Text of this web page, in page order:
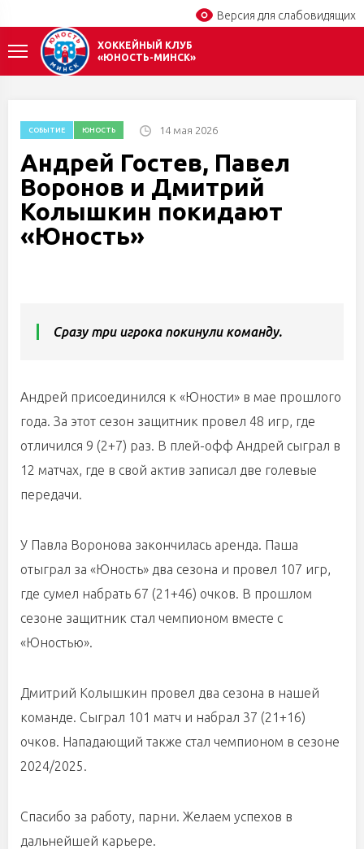
Версия для слабовидящих
ХОККЕЙНЫЙ КЛУБ
«ЮНОСТЬ-МИНСК»
СОБЫТИЕ ЮНОСТЬ 14 мая 2026
Андрей Гостев, Павел
Воронов и Дмитрий
Колышкин покидают
«Юность»
Сразу три игрока покинули команду.
Андрей присоединился к «Юности» в мае прошлого
года. За этот сезон защитник провел 48 игр, где
отличился 9 (2+7) раз. В плей-офф Андрей сыграл в
12 матчах, где в свой актив записал две голевые
передачи.
У Павла Воронова закончилась аренда. Паша
отыграл за «Юность» два сезона и провел 107 игр,
где сумел набрать 67 (21+46) очков. В прошлом
сезоне защитник стал чемпионом вместе с
«Юностью».
Дмитрий Колышкин провел два сезона в нашей
команде. Сыграл 101 матч и набрал 37 (21+16)
очков. Нападающий также стал чемпионом в сезоне
2024/2025.
Спасибо за работу, парни. Желаем успехов в
дальнейшей карьере.